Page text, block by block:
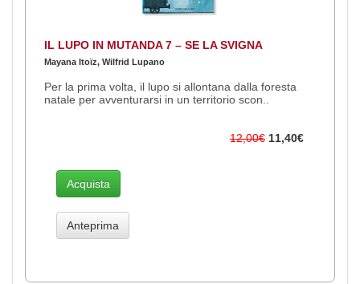
IL LUPO IN MUTANDA 7 – SE LA SVIGNA
Mayana Itoïz, Wilfrid Lupano
Per la prima volta, il lupo si allontana dalla foresta
natale per avventurarsi in un territorio scon..
12,00€ 11,40€
Acquista
Anteprima